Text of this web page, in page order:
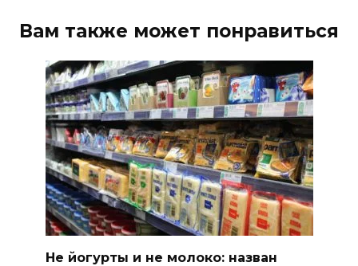
Вам также может понравиться
Не йогурты и не молоко: назван